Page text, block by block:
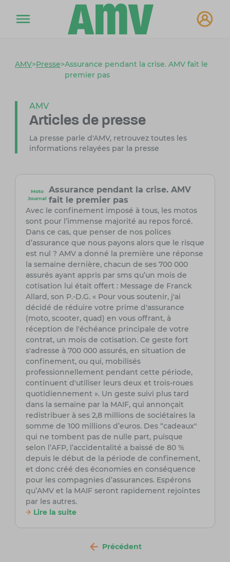
AMV>Presse>Assurance pendant la crise. AMV fait le
premier pas
AMV
Articles de presse
La presse parle d'AMV, retrouvez toutes les
informations relayées par la presse
Moto
Journal
Assurance pendant la crise. AMV
fait le premier pas
Avec le confinement imposé à tous, les motos
sont pour l’immense majorité au repos forcé.
Dans ce cas, que penser de nos polices
d’assurance que nous payons alors que le risque
est nul ? AMV a donné la première une réponse
la semaine dernière, chacun de ses 700 000
assurés ayant appris par sms qu’un mois de
cotisation lui était offert : Message de Franck
Allard, son P.-D.G. « Pour vous soutenir, j'ai
décidé de réduire votre prime d'assurance
(moto, scooter, quad) en vous offrant, à
réception de l'échéance principale de votre
contrat, un mois de cotisation. Ce geste fort
s'adresse à 700 000 assurés, en situation de
confinement, ou qui, mobilisés
professionnellement pendant cette période,
continuent d'utiliser leurs deux et trois-roues
quotidiennement ». Un geste suivi plus tard
dans la semaine par la MAIF, qui annonçait
redistribuer à ses 2,8 millions de sociétaires la
somme de 100 millions d’euros. Des “cadeaux"
qui ne tombent pas de nulle part, puisque
selon l’AFP, l’accidentalité a baissé de 80 %
depuis le début de la période de confinement,
et donc créé des économies en conséquence
pour les compagnies d’assurances. Espérons
qu’AMV et la MAIF seront rapidement rejointes
par les autres.
Lire la suite
Précédent